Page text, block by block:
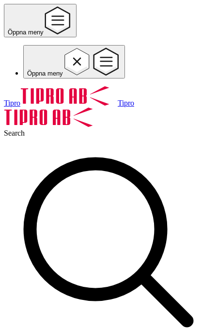
Öppna meny
Öppna meny
Tipro Tipro
Search